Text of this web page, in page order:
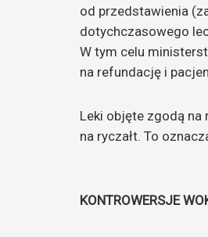
od przedstawienia
dotychczasowego
W tym celu
na refundację i
Leki objęte zgodą
na ryczałt. To
KONTROWERSJE